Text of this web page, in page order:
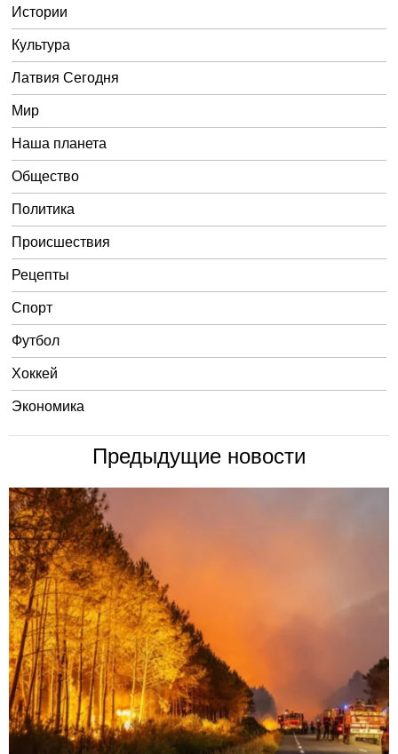
Истории
Культура
Латвия Сегодня
Мир
Наша планета
Общество
Политика
Происшествия
Рецепты
Спорт
Футбол
Хоккей
Экономика
Предыдущие новости